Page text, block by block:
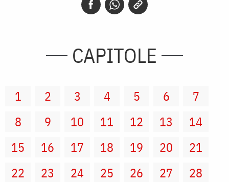
CAPITOLE
1 2 3 4 5 6
7
8
9 10 11 12 13
14
15
16 17 18 19 20
21
22
23 24 25 26 27
28